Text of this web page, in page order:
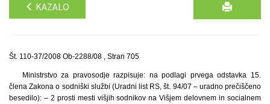
KAZALO
Št. 110-37/2008 Ob-2288/08 , Stran 705
Ministrstvo za pravosodje razpisuje: na podlagi prvega odstavka 15.
člena Zakona o sodniški službi (Uradni list RS, št. 94/07 – uradno prečiščeno
besedilo): – 2 prosti mesti višjih sodnikov na Višjem delovnem in socialnem